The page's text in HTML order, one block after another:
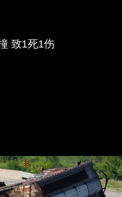
致1死1伤